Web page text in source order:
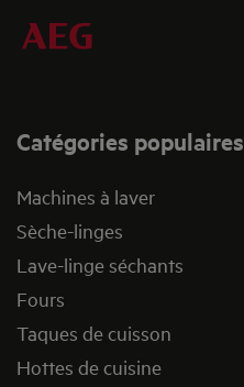
Catégories populaires
Machines à laver
Sèche-linges
Lave-linge séchants
Fours
Taques de cuisson
Hottes de cuisine